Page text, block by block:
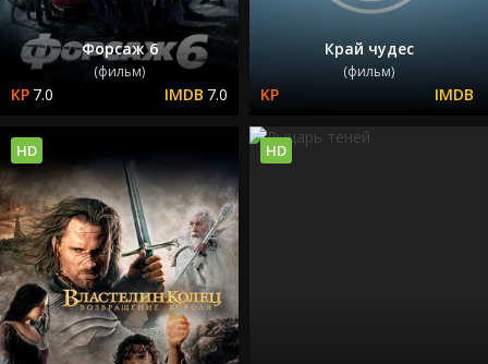
Форсаж 6
(фильм)
7.0 7.0
Край чудес
(фильм)
HD HD